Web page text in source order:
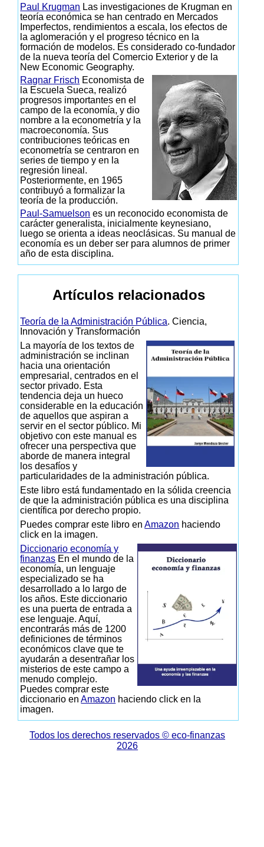
Paul Krugman Las investigaciones de Krugman en
teoría económica se han centrado en Mercados
Imperfectos, rendimientos a escala, los efectos de
la aglomeración y el progreso técnico en la
formación de modelos. Es considerado co-fundador
de la nueva teoría del Comercio Exterior y de la
New Economic Geography.
Ragnar Frisch Economista de
la Escuela Sueca, realizó
progresos importantes en el
campo de la economía, y dio
nombre a la econometría y la
macroeconomía. Sus
contribuciones teóricas en
econometría se centraron en
series de tiempo y en la
regresión lineal.
Posteriormente, en 1965
contribuyó a formalizar la
teoría de la producción.
Paul-Samuelson es un reconocido economista de
carácter generalista, inicialmente keynesiano,
luego se orienta a ideas neoclásicas. Su manual de
economía es un deber ser para alumnos de primer
año de esta disciplina.
Artículos relacionados
Teoría de la Administración Pública. Ciencia,
Innovación y Transformación
La mayoría de los textos de
administración se inclinan
hacia una orientación
empresarial, centrados en el
sector privado. Esta
tendencia deja un hueco
considerable en la educación
de aquellos que aspiran a
servir en el sector público. Mi
objetivo con este manual es
ofrecer una perspectiva que
aborde de manera integral
los desafíos y
particularidades de la administración pública.
Este libro está fundamentado en la sólida creencia
de que la administración pública es una disciplina
científica por derecho propio.
Puedes comprar este libro enAmazon haciendo
click en la imagen.
Diccionario economía y
finanzas En el mundo de la
economía, un lenguaje
especializado se ha
desarrollado a lo largo de
los años. Este diccionario
es una puerta de entrada a
ese lenguaje. Aquí,
encontrarás más de 1200
definiciones de términos
económicos clave que te
ayudarán a desentrañar los
misterios de este campo a
menudo complejo.
Puedes comprar este
diccionario enAmazon haciendo click en la
imagen.
Todos los derechos reservados © eco-finanzas
2026